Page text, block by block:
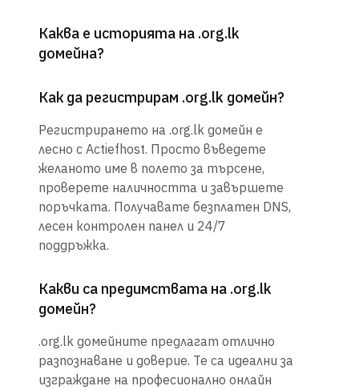
Каква е историята на .org.lk
домейна?
Как да регистрирам .org.lk домейн?
Регистрирането на .org.lk домейн е
лесно с Actiefhost. Просто въведете
желаното име в полето за търсене,
проверете наличността и завършете
поръчката. Получавате безплатен DNS,
лесен контролен панел и 24/7
поддръжка.
Какви са предимствата на .org.lk
домейн?
.org.lk домейните предлагат отлично
разпознаване и доверие. Те са идеални за
изграждане на професионално онлайн